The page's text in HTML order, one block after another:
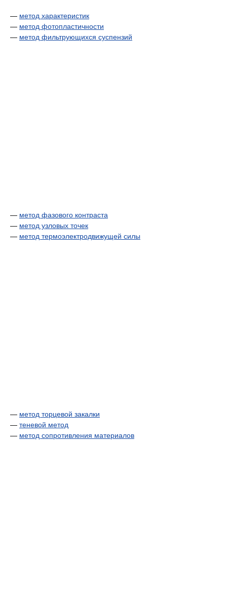
— метод характеристик
— метод фотопластичности
— метод фильтрующихся суспензий
— метод фазового контраста
— метод узловых точек
— метод термоэлектродвижущей силы
— метод торцевой закалки
— теневой метод
— метод сопротивления материалов